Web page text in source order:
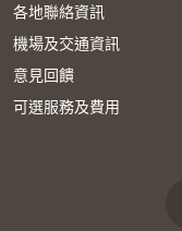
各地聯絡資訊
機場及交通資訊
意見回饋
可選服務及費用